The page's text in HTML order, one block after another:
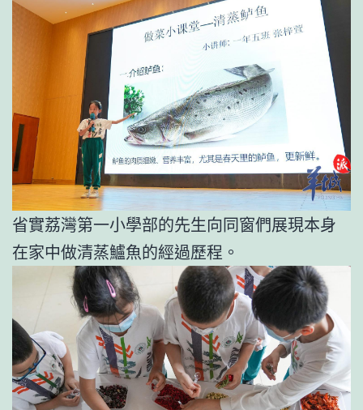
省實荔灣第一小學部的先生向同窗們展現本身
在家中做清蒸鱸魚的經過歷程。